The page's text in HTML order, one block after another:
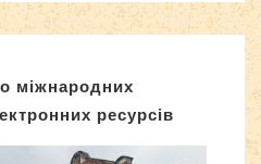
міжнародних
ресурсів